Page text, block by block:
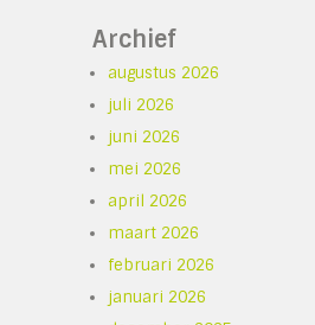
Archief
augustus 2026
juli 2026
juni 2026
mei 2026
april 2026
maart 2026
februari 2026
januari 2026